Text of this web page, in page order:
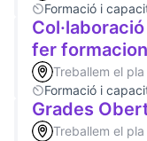
Formació i
fer
Treballem el
Formació i
Grades
Treballem el